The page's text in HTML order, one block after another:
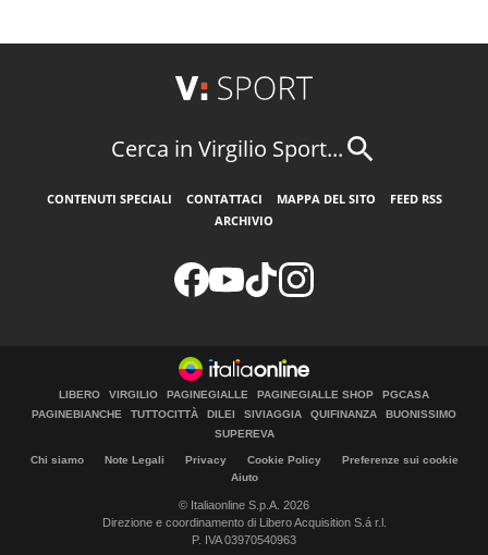
Cerca in Virgilio Sport...
CONTENUTI SPECIALI CONTATTACI MAPPA DEL SITO
FEED RSS
ARCHIVIO
LIBERO VIRGILIO PAGINEGIALLE PAGINEGIALLE SHOP
PGCASA
PAGINEBIANCHE
TUTTOCITTÀ DILEI SIVIAGGIA QUIFINANZA
BUONISSIMO
SUPEREVA
Chi siamo Note Legali Privacy Cookie Policy
Preferenze sui cookie
Aiuto
© Italiaonline S.p.A. 2026
Direzione e coordinamento di Libero Acquisition S.á r.l.
P. IVA 03970540963